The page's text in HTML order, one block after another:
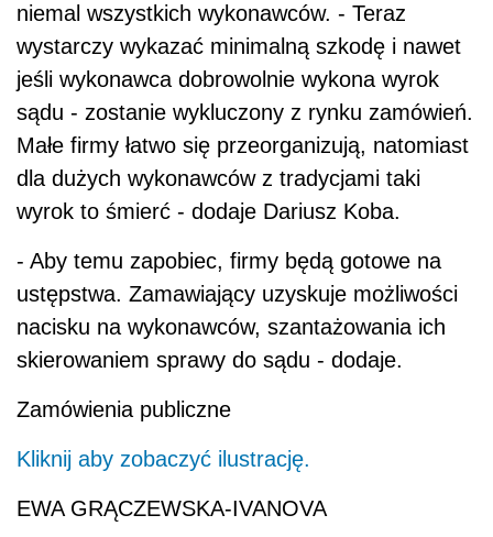
niemal wszystkich wykonawców. - Teraz
wystarczy wykazać minimalną szkodę i nawet
jeśli wykonawca dobrowolnie wykona wyrok
sądu - zostanie wykluczony z rynku zamówień.
Małe firmy łatwo się przeorganizują, natomiast
dla dużych wykonawców z tradycjami taki
wyrok to śmierć - dodaje Dariusz Koba.
- Aby temu zapobiec, firmy będą gotowe na
ustępstwa. Zamawiający uzyskuje możliwości
nacisku na wykonawców, szantażowania ich
skierowaniem sprawy do sądu - dodaje.
Zamówienia publiczne
Kliknij aby zobaczyć ilustrację.
EWA GRĄCZEWSKA-IVANOVA